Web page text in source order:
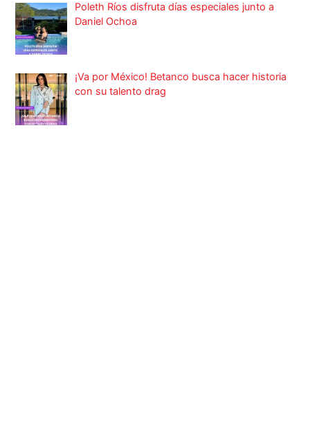
Poleth Ríos disfruta días especiales junto a
Daniel Ochoa
¡Va por México! Betanco busca hacer historia
con su talento drag